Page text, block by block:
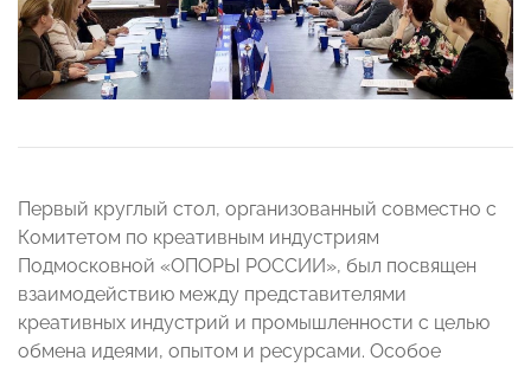
Первый круглый стол, организованный совместно с
Комитетом по креативным индустриям
Подмосковной «ОПОРЫ РОССИИ», был посвящен
взаимодействию между представителями
креативных индустрий и промышленности с целью
обмена идеями, опытом и ресурсами. Особое